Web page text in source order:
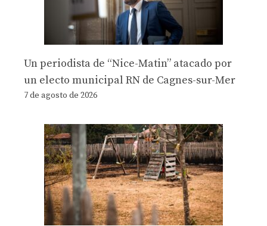
Un periodista de “Nice-Matin” atacado por
un electo municipal RN de Cagnes-sur-Mer
7 de agosto de 2026